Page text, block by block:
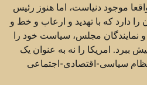
موجود دنیاست، اما هنوز رئیس
دارد که با تهدید و ارعاب و خط و
نمایندگان مجلس، سیاست خود را
ببرد. امریکا را نه به عنوان یک
سیاسی-اقتصادی-اجتماعی